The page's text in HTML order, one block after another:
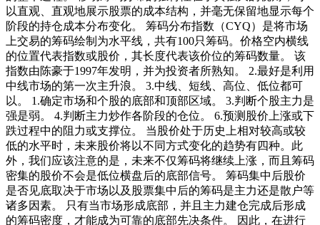
以直观、直观地展示股票的成本结构，并毫无保留地显示每个
阶段的持仓成本分布变化。 筹码分布指数（CYQ）是将市场
上交易的筹码绘制为水平线，共有100只筹码。价格空内横线
的位置代表指数或股价，其长度代表该价位的筹码数量。 该
指数由陈豪于1997年发明，并为投资者所熟知。 2.最好是利用
中线市场的第一次主升浪。 3.中线、短线、高位、低位都可
以。 1.确定市场和个股的底部和顶部区域。 3.判断个股主力是
强是弱。 4.判断主力炒作各阶段的仓位。 6.预测股价上涨或下
跌过程中的阻力或支撑位。 当股价处于历史上相对较高或较
低的水平时，未来股价将以不同方式变化的趋势有四种。此
外，我们应该注意的是，未来不仅筹码将继续上涨，而且筹码
密集的股价不会是低位横盘后的底部信号。 筹码集中后股价
是否见底取决于市场以及股票集中后的筹码是主力还是散户等
诸多因素。 只有当市场形成底部，并且主力建仓完成后形成
的筹码密度，才能成为可靠的底部先决条件。 因此，在进行